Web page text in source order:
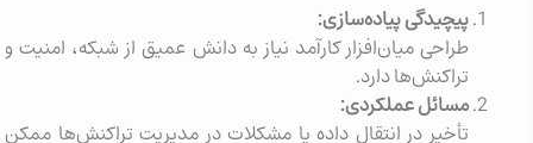
پیچیدگی پیاده‌سازی:
طراحی میان‌افزار کارآمد نیاز به دانش عمیق از شبکه، امنیت و
تراکنش‌ها دارد.
مسائل عملکردی:
تأخیر در انتقال داده یا مشکلات در مدیریت تراکنش‌ها ممکن